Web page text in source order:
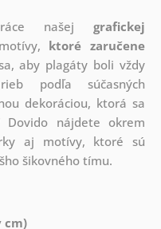
našejgrafickej
ktoré zaručene
aby plagáty boli vždy
podľa súčasných
dekoráciou, ktorá sa
nájdete okrem
aj motívy, ktoré sú
šikovného tímu.
cm)